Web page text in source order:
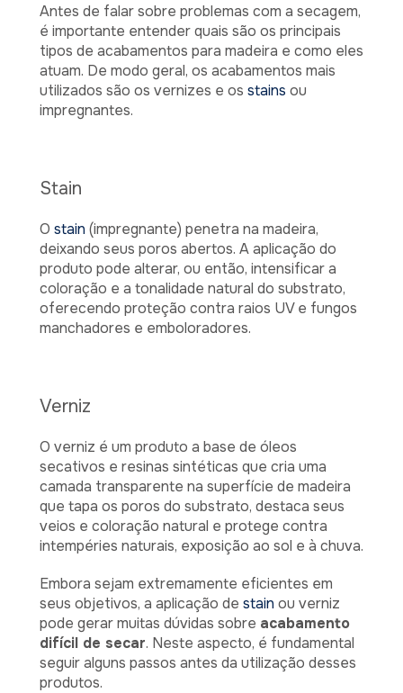
Antes de falar sobre problemas com a secagem,
é importante entender quais são os principais
tipos de acabamentos para madeira e como eles
atuam. De modo geral, os acabamentos mais
utilizados são os vernizes e os stains ou
impregnantes.
Stain
O stain (impregnante) penetra na madeira,
deixando seus poros abertos. A aplicação do
produto pode alterar, ou então, intensificar a
coloração e a tonalidade natural do substrato,
oferecendo proteção contra raios UV e fungos
manchadores e emboloradores.
Verniz
O verniz é um produto a base de óleos
secativos e resinas sintéticas que cria uma
camada transparente na superfície de madeira
que tapa os poros do substrato, destaca seus
veios e coloração natural e protege contra
intempéries naturais, exposição ao sol e à chuva.
Embora sejam extremamente eficientes em
seus objetivos, a aplicação de stain ou verniz
pode gerar muitas dúvidas sobre acabamento
difícil de secar. Neste aspecto, é fundamental
seguir alguns passos antes da utilização desses
produtos.